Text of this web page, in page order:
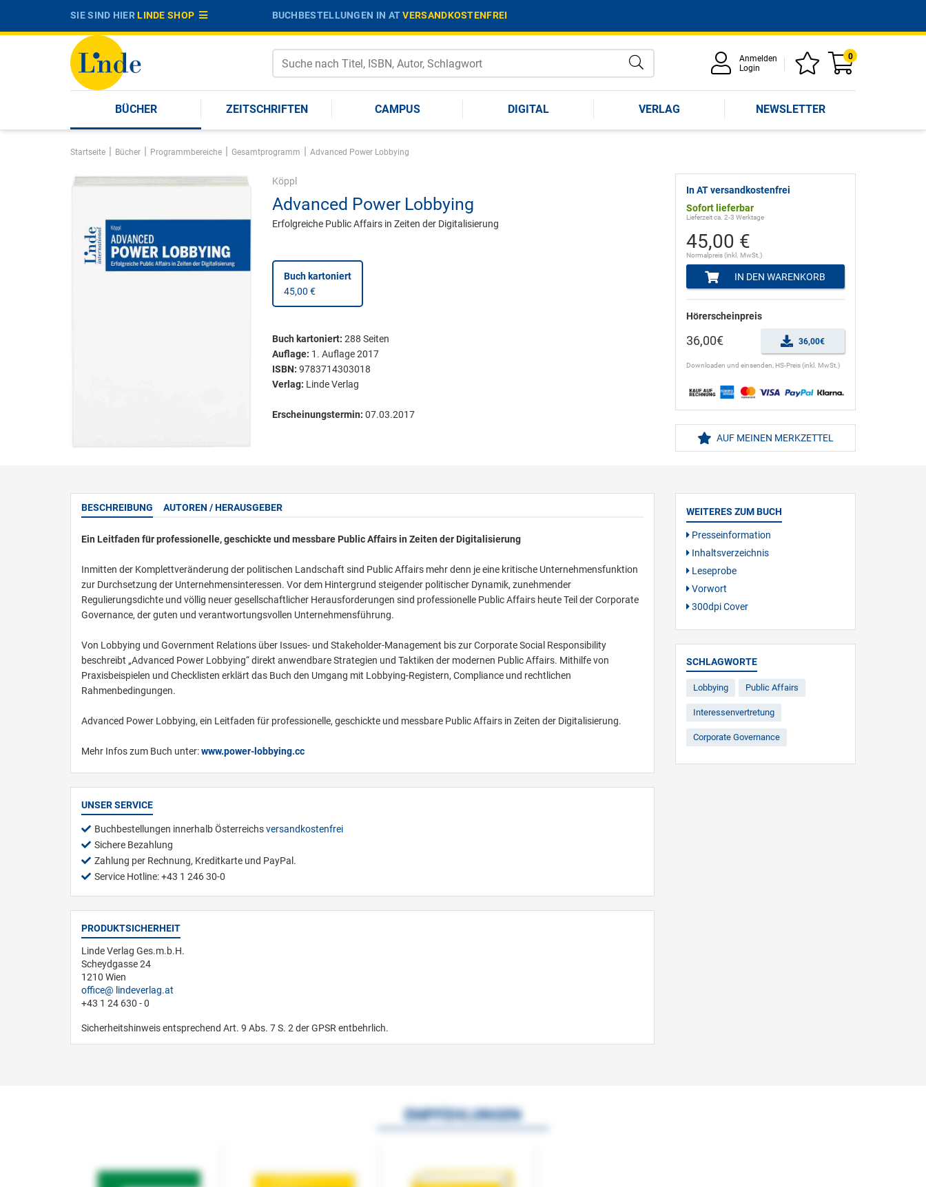
SIE SIND HIERLINDE SHOP BUCHBESTELLUNGEN IN ATVERSANDKOSTENFREI
Anmelden
Login
0
BÜCHER ZEITSCHRIFTEN CAMPUS DIGITAL VERLAG NEWSLETTER
Startseite | Bücher | Programmbereiche | Gesamtprogramm | Advanced Power Lobbying
Köppl
Advanced Power Lobbying
Erfolgreiche Public Affairs in Zeiten der Digitalisierung
Buch kartoniert
45,00 €
Buch kartoniert: 288 Seiten
Auflage: 1. Auflage 2017
ISBN: 9783714303018
Verlag: Linde Verlag
Erscheinungstermin: 07.03.2017
In AT versandkostenfrei
Sofort lieferbar
Lieferzeit ca. 2-3 Werktage
45,00 €
Normalpreis (inkl. MwSt.)
IN DEN WARENKORB
Hörerscheinpreis
36,00€ 36,00€
Downloaden und einsenden, HS-Preis (inkl. MwSt.)
AUF MEINEN MERKZETTEL
BESCHREIBUNG AUTOREN / HERAUSGEBER
Ein Leitfaden für professionelle, geschickte und messbare Public Affairs in Zeiten der Digitalisierung
Inmitten der Komplettveränderung der politischen Landschaft sind Public Affairs mehr denn je eine kritische Unternehmensfunktion
zur Durchsetzung der Unternehmensinteressen. Vor dem Hintergrund steigender politischer Dynamik, zunehmender
Regulierungsdichte und völlig neuer gesellschaftlicher Herausforderungen sind professionelle Public Affairs heute Teil der Corporate
Governance, der guten und verantwortungsvollen Unternehmensführung.
Von Lobbying und Government Relations über Issues- und Stakeholder-Management bis zur Corporate Social Responsibility
beschreibt „Advanced Power Lobbying“ direkt anwendbare Strategien und Taktiken der modernen Public Affairs. Mithilfe von
Praxisbeispielen und Checklisten erklärt das Buch den Umgang mit Lobbying-Registern, Compliance und rechtlichen
Rahmenbedingungen.
Advanced Power Lobbying, ein Leitfaden für professionelle, geschickte und messbare Public Affairs in Zeiten der Digitalisierung.
Mehr Infos zum Buch unter:www.power-lobbying.cc
UNSER SERVICE
Buchbestellungen innerhalb Österreichsversandkostenfrei
Sichere Bezahlung
Zahlung per Rechnung, Kreditkarte und PayPal.
Service Hotline: +43 1 246 30-0
PRODUKTSICHERHEIT
Linde Verlag Ges.m.b.H.
Scheydgasse 24
1210 Wien
office
lindeverlag.at
+43 1 24 630 - 0
Sicherheitshinweis entsprechend Art. 9 Abs. 7 S. 2 der GPSR entbehrlich.
WEITERES ZUM BUCH
Presseinformation
Inhaltsverzeichnis
Leseprobe
Vorwort
300dpi Cover
SCHLAGWORTE
Lobbying Public Affairs
Interessenvertretung
Corporate Governance
EMPFEHLUNGEN